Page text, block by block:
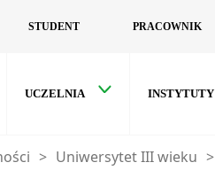
STUDENT PRACOWNIK
UCZELNIA INSTYTUTY
> Uniwersytet III wieku >